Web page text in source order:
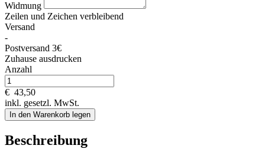
Widmung
Zeilen und Zeichen verbleibend
Versand
-
Postversand 3€
Zuhause ausdrucken
Anzahl
€ 43,50
inkl. gesetzl. MwSt.
In den Warenkorb legen
Beschreibung